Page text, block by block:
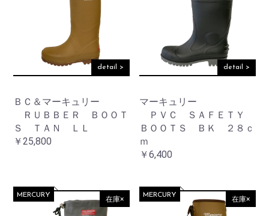
detail >
ＢＣ＆マーキュリー
ＲＵＢＢＥＲ ＢＯＯＴ
Ｓ ＴＡＮ ＬＬ
￥25,800
detail >
マーキュリー
ＰＶＣ ＳＡＦＥＴＹ
ＢＯＯＴＳ ＢＫ ２８ｃ
ｍ
￥6,400
在庫×
MERCURY 在庫×
MERCURY
お買い物を続ける